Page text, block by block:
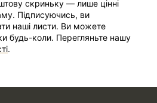
скриньку — лише цінні
Підписуючись, ви
наші листи. Ви можете
будь-коли. Перегляньте нашу
.